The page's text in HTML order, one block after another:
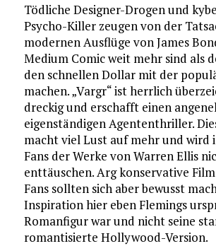
Tödliche Designer-Drogen und
Psycho-Killer zeugen von der
modernen Ausflüge von James
Medium Comic weit mehr sind als
den schnellen Dollar mit der
machen. „Vargr“ ist herrlich
dreckig und erschafft einen
eigenständigen Agententhriller.
macht viel Lust auf mehr und wird
Fans der Werke von Warren Ellis
enttäuschen. Arg konservative
Fans sollten sich aber bewusst
Inspiration hier eben Flemings
Romanfigur war und nicht seine
romantisierte Hollywood-Version.